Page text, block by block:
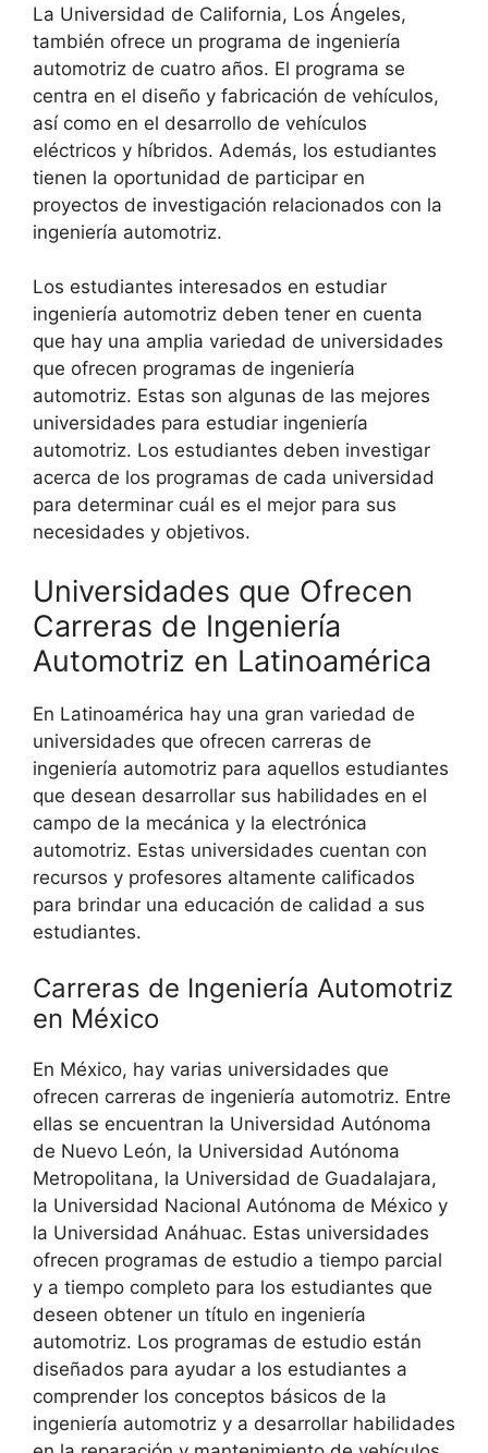
La Universidad de California, Los Ángeles,
también ofrece un programa de ingeniería
automotriz de cuatro años. El programa se
centra en el diseño y fabricación de vehículos,
así como en el desarrollo de vehículos
eléctricos y híbridos. Además, los estudiantes
tienen la oportunidad de participar en
proyectos de investigación relacionados con la
ingeniería automotriz.
Los estudiantes interesados en estudiar
ingeniería automotriz deben tener en cuenta
que hay una amplia variedad de universidades
que ofrecen programas de ingeniería
automotriz. Estas son algunas de las mejores
universidades para estudiar ingeniería
automotriz. Los estudiantes deben investigar
acerca de los programas de cada universidad
para determinar cuál es el mejor para sus
necesidades y objetivos.
Universidades que Ofrecen
Carreras de Ingeniería
Automotriz en Latinoamérica
En Latinoamérica hay una gran variedad de
universidades que ofrecen carreras de
ingeniería automotriz para aquellos estudiantes
que desean desarrollar sus habilidades en el
campo de la mecánica y la electrónica
automotriz. Estas universidades cuentan con
recursos y profesores altamente calificados
para brindar una educación de calidad a sus
estudiantes.
Carreras de Ingeniería Automotriz
en México
En México, hay varias universidades que
ofrecen carreras de ingeniería automotriz. Entre
ellas se encuentran la Universidad Autónoma
de Nuevo León, la Universidad Autónoma
Metropolitana, la Universidad de Guadalajara,
la Universidad Nacional Autónoma de México y
la Universidad Anáhuac. Estas universidades
ofrecen programas de estudio a tiempo parcial
y a tiempo completo para los estudiantes que
deseen obtener un título en ingeniería
automotriz. Los programas de estudio están
diseñados para ayudar a los estudiantes a
comprender los conceptos básicos de la
ingeniería automotriz y a desarrollar habilidades